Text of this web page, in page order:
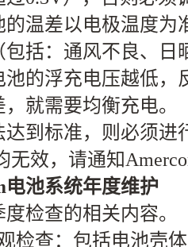
的温差以电极温度为
包括：通风不良、日
池的浮充电压越低，
就需要均衡充电。
达到标准，则必须进
无效，请通知
电池系统年度维护
检查的相关内容。
检查：包括电池壳